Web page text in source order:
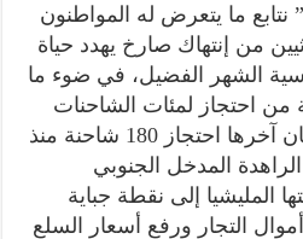
نتابع ما يتعرض له المواطنون
من إنتهاك صارخ يهدد حياة
الشهر الفضيل، في ضوء ما
من احتجاز لمئات الشاحنات
المحملة بالدقيق والتي كان آخرها احتجاز 180 شاحنة منذ
المدخل الجنوبي
المليشيا إلى نقطة جباية
التجار ورفع أسعار السلع